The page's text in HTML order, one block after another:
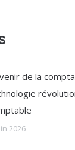
de la
2026